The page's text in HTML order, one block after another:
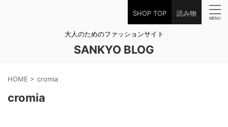
SHOP TOP 読み物
大人のためのファッションサイト
SANKYO BLOG
HOME > cromia
cromia